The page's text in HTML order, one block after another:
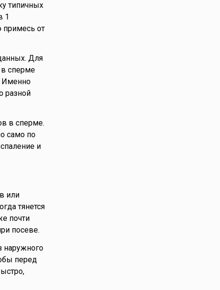
типичных
1
примесь от
Для
в сперме
Именно
разной
в сперме.
само по
и
или
тянется
почти
посеве.
наружного
перед